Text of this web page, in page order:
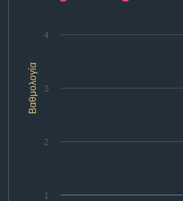
Βαθμολογία
1
2
3
4